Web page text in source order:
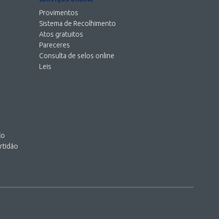
Provimentos
Sistema de Recolhimento
Atos gratuitos
Pareceres
Consulta de selos online
Leis